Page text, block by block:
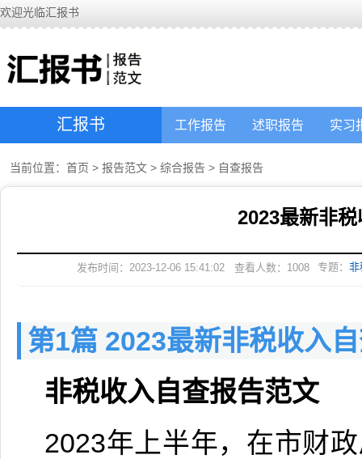
欢迎光临汇报书
汇报书 工作报告 述职报告 实习
当前位置： 首页 > 报告范文 > 综合报告 > 自查报告
2023最新非
发布时间：2023-12-06 15:41:02 查看人数： 1008 专题： 非
第1篇 2023最新非税收入
非税收入自查报告范文
2023年上半年，在市财